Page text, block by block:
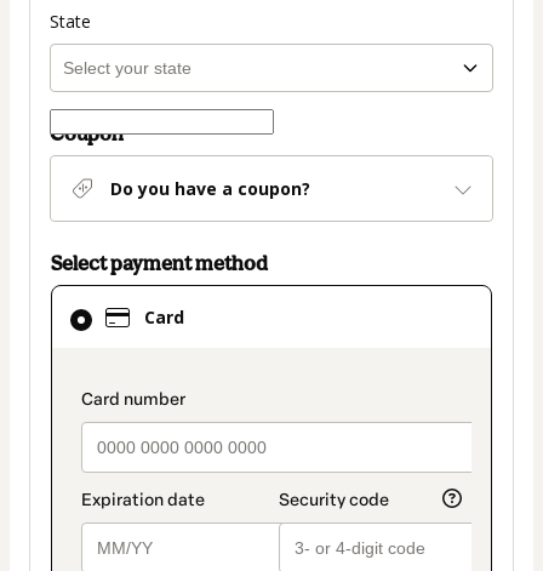
State
Coupon
Do you have a coupon?
Select payment method
Card
payment_data.section_title_v2
Card
selected
method